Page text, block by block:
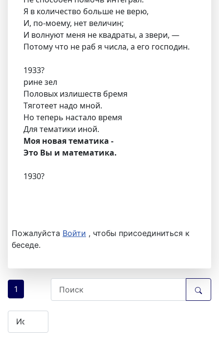
Я в количество больше не верю,
И, по-моему, нет величин;
И волнуют меня не квадраты, а звери, —
Потому что не раб я числа, а его господин.
1933?
рине зел
Половых излишеств бремя
Тяготеет надо мной.
Но теперь настало время
Для тематики иной.
Моя новая тематика -
Это Вы и математика.
1930?
Пожалуйста Войти , чтобы присоединиться к
беседе.
1